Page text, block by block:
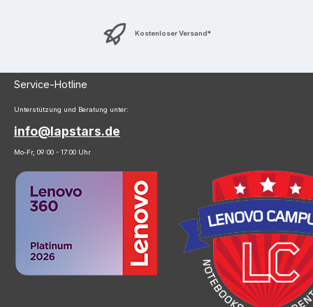
Kostenloser Versand*
Service-Hotline
Unterstützung und Beratung unter:
info@lapstars.de
Mo-Fr, 09:00 - 17:00 Uhr